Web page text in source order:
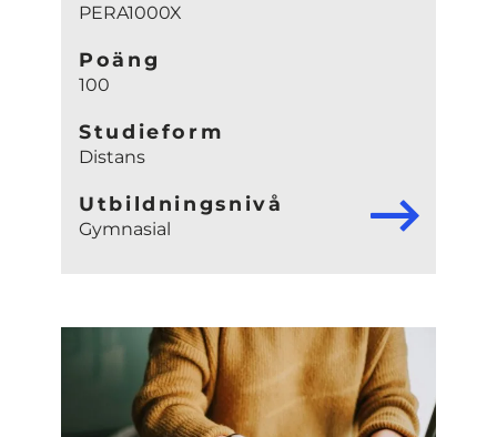
PERA1000X
Poäng
100
Studieform
Distans
Utbildningsnivå
Gymnasial